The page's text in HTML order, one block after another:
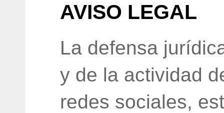
AVISO LEGAL
La defensa
y de la actividad
redes sociales,